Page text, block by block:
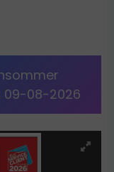
09-08-2026